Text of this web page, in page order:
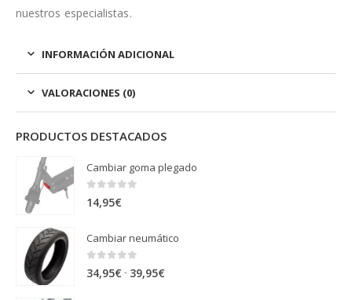
nuestros especialistas.
INFORMACIÓN ADICIONAL
VALORACIONES (0)
PRODUCTOS DESTACADOS
Cambiar goma plegado
0 out of 5
14,95€
Cambiar neumático
0 out of 5
34,95€ - 39,95€